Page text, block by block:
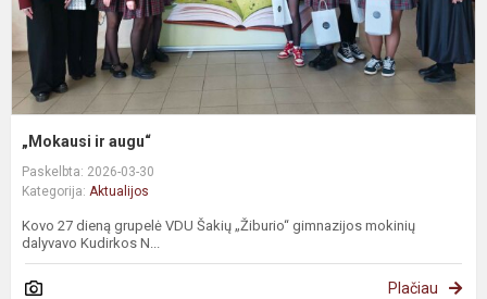
„Mokausi ir augu“
Paskelbta: 2026-03-30
Kategorija: Aktualijos
Kovo 27 dieną grupelė VDU Šakių „Žiburio“ gimnazijos mokinių
dalyvavo Kudirkos N...
Plačiau